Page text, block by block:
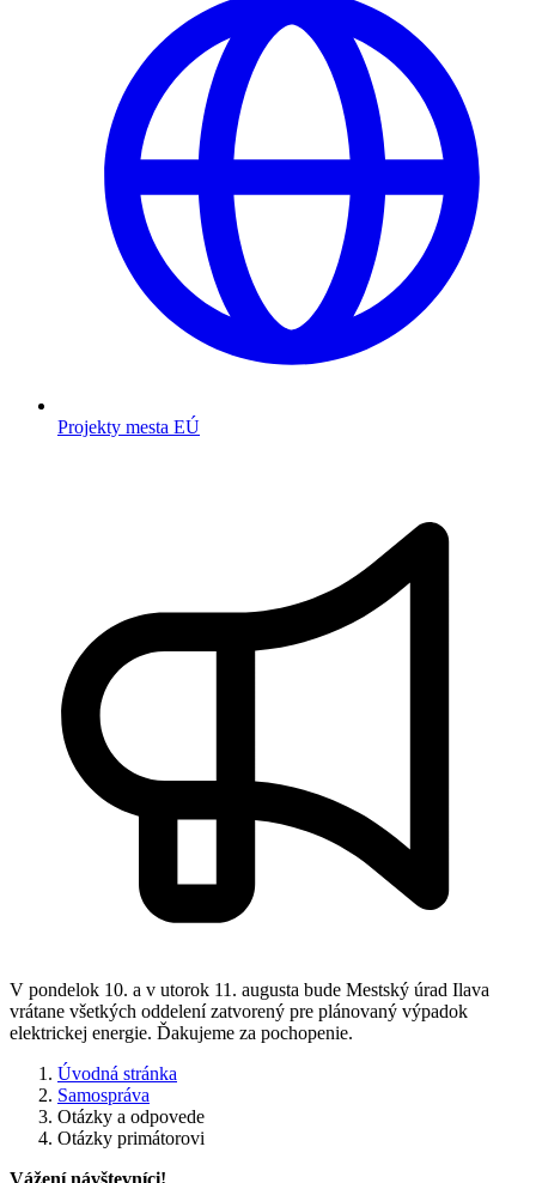
Projekty mesta EÚ
V pondelok 10. a v utorok 11. augusta bude Mestský úrad Ilava
vrátane všetkých oddelení zatvorený pre plánovaný výpadok
elektrickej energie. Ďakujeme za pochopenie.
Úvodná stránka
Samospráva
Otázky a odpovede
Otázky primátorovi
Vážení návštevníci!